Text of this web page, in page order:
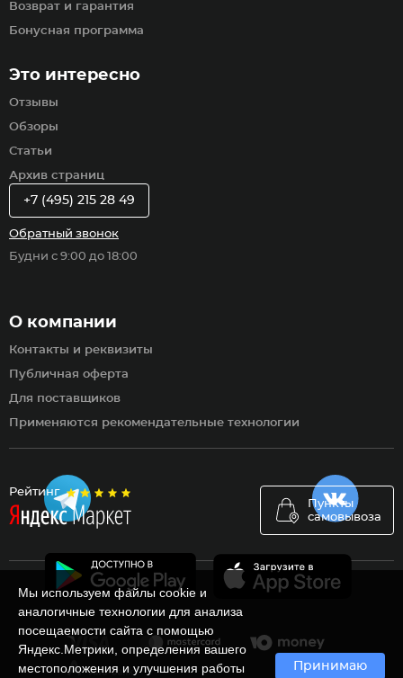
Рейтинг
Пункты
самовывоза
Возврат и гарантия
Бонусная программа
Это интересно
Отзывы
Обзоры
Статьи
Архив страниц
О компании
Контакты и реквизиты
Публичная оферта
Для поставщиков
Применяются рекомендательные технологии
+7 (495) 215 28 49
Обратный звонок
Будни с 9:00 до 18:00
Мы используем файлы cookie и
аналогичные технологии для анализа
посещаемости сайта с помощью
Яндекс.Метрики, определения вашего
местоположения и улучшения работы
Принимаю